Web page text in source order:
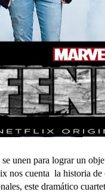
unen para lograr un
nos cuenta la historia
este dramático